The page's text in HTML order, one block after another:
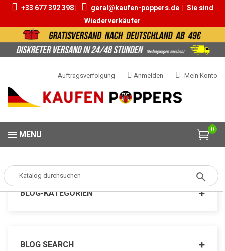
+33 677 392 398 | geral@kaufen-poppers.de | Sie sind
Wiederverkäufer
Mein Konto
Anmelden
Auftragsverfolgung
0
MENU
Popper MARKEN Poppers Blue Lad
BLOG-KATEGORIEN
BLOG SEARCH